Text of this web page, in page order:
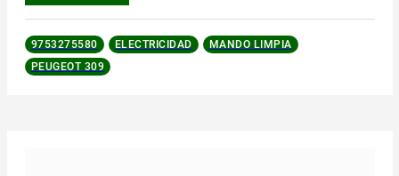
9753275580 ELECTRICIDAD
MANDO LIMPIA
PEUGEOT 309